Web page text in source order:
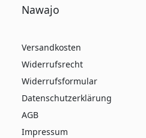
Nawajo
Versandkosten
Widerrufsrecht
Widerrufsformular
Datenschutzerklärung
AGB
Impressum